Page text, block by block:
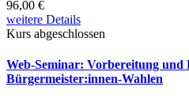
96,00 €
weitere Details
Kurs abgeschlossen
Web-Seminar: Vorbereitung
Bürgermeister:innen-Wahlen